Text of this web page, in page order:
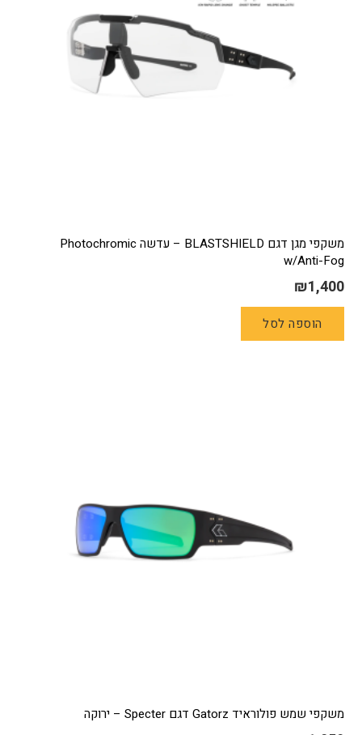
משקפי מגן דגם BLASTSHIELD – עדשה Photochromic
w/Anti-Fog
₪1,400
הוספה לסל
משקפי שמש פולוראיד Gatorz דגם Specter – ירוקה